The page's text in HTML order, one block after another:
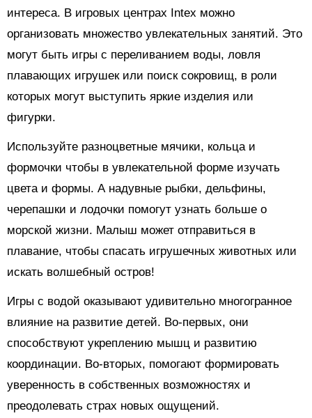
интереса. В игровых центрах Intex можно
организовать множество увлекательных занятий. Это
могут быть игры с переливанием воды, ловля
плавающих игрушек или поиск сокровищ, в роли
которых могут выступить яркие изделия или
фигурки.
Используйте разноцветные мячики, кольца и
формочки чтобы в увлекательной форме изучать
цвета и формы. А надувные рыбки, дельфины,
черепашки и лодочки помогут узнать больше о
морской жизни. Малыш может отправиться в
плавание, чтобы спасать игрушечных животных или
искать волшебный остров!
Игры с водой оказывают удивительно многогранное
влияние на развитие детей. Во-первых, они
способствуют укреплению мышц и развитию
координации. Во-вторых, помогают формировать
уверенность в собственных возможностях и
преодолевать страх новых ощущений.